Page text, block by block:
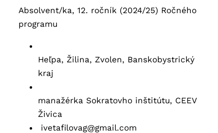
Absolvent/ka, 12. ročník (2024/25) Ročného
programu
Heľpa, Žilina, Zvolen, Banskobystrický
kraj
manažérka Sokratovho inštitútu, CEEV
Živica
ivetafilovag@gmail.com